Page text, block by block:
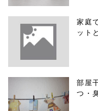
家庭
ット
部屋
つ・